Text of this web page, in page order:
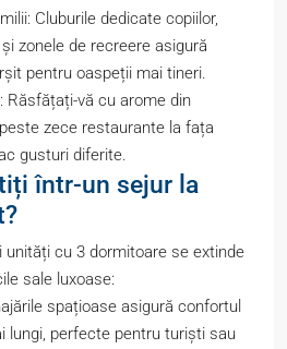
Cluburile dedicate copiilor,
zonele de recreere asigură
pentru oaspeții mai tineri.
Răsfățați-vă cu arome din
zece restaurante la fața
gusturi diferite.
într-un sejur la
unități cu 3 dormitoare se extinde
sale luxoase:
spațioase asigură confortul
lungi, perfecte pentru turiști sau